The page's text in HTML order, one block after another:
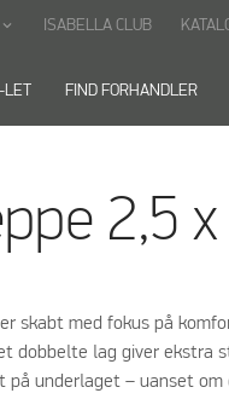
LET FIND FORHANDLER
keyboard_arrow_down ISABELLA CLUB
2,5 x
skabt med fokus på
dobbelte lag giver ekstra
underlaget – uanset